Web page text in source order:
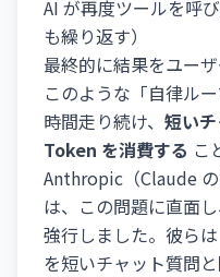
AI が再度ツールを呼
も繰り返す）
最終的に結果をユー
このような「自律ル
時間走り続け、 短い
Token を消費する こ
Anthropic（Claude
は、この問題に直面
強行しました。彼ら
を短いチャット質問